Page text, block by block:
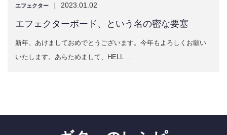
エフェクター | 2023.01.02
エフェクターボード、という名の密な要塞
新年、あけましておめでとうございます。今年もよろしくお願い
いたします。あらためまして、HELL …